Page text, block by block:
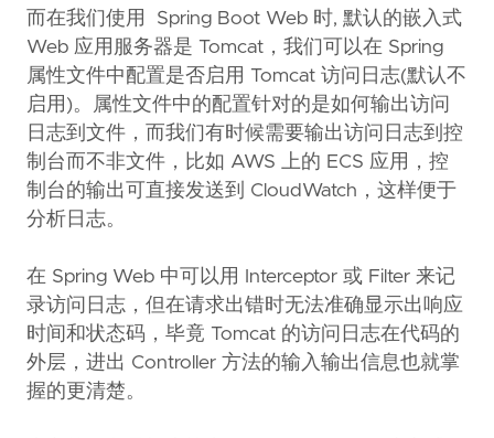
而在我们使用 Spring Boot Web 时, 默认的嵌入式
Web 应用服务器是 Tomcat，我们可以在 Spring
属性文件中配置是否启用 Tomcat 访问日志(默认不
启用)。属性文件中的配置针对的是如何输出访问
日志到文件，而我们有时候需要输出访问日志到控
制台而不非文件，比如 AWS 上的 ECS 应用，控
制台的输出可直接发送到 CloudWatch，这样便于
分析日志。
在 Spring Web 中可以用 Interceptor 或 Filter 来记
录访问日志，但在请求出错时无法准确显示出响应
时间和状态码，毕竟 Tomcat 的访问日志在代码的
外层，进出 Controller 方法的输入输出信息也就掌
握的更清楚。